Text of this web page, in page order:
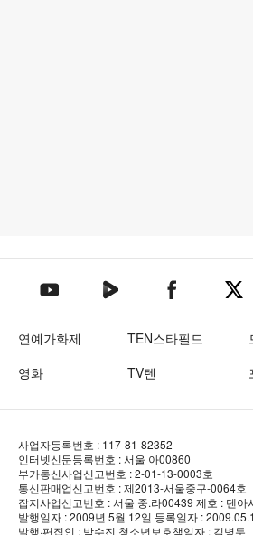
텐아시아 유튜브텐아시아 네이버TV텐아시아 페이
텐
연예가화제 TEN스타필드
영화
TV텐
사업자등록번호 : 117-81-82352
인터넷신문등록번호 : 서울 아00860
부가통신사업신고번호 : 2-01-13-0003호
통신판매업신고번호 : 제2013-서울중구-0064호
잡지사업신고번호 : 서울 중.라00439 제호 : 텐아
발행일자 : 2009년 5월 12일 등록일자 :
발행·편집인 : 박수진 청소년보호책임자 : 김병두